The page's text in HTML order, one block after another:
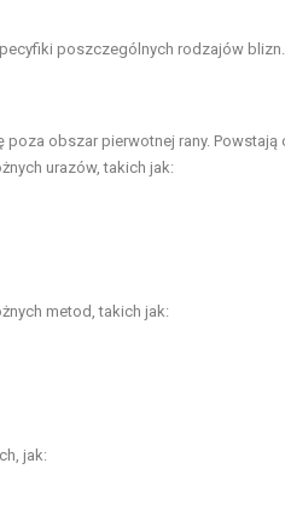
poszczególnych rodzajów blizn.
obszar pierwotnej rany. Powstają
urazów, takich jak:
metod, takich jak:
jak: